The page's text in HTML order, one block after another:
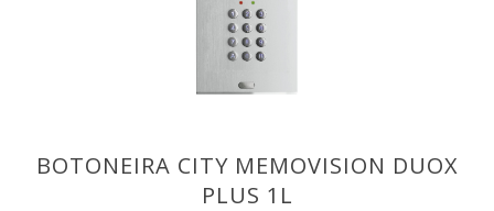
BOTONEIRA CITY MEMOVISION DUOX
PLUS 1L